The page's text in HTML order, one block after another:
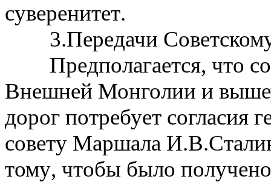
суверенитет.
3.Передачи
Предполагается, что
Внешней Монголии и
дорог потребует согласия
совету Маршала И.В.
тому, чтобы было получено